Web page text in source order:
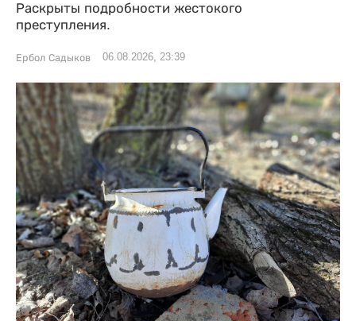
Раскрыты подробности жестокого
преступления.
Ербол Садыков 06.08.2026, 23:39